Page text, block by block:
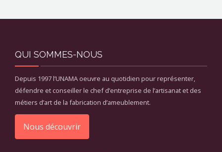
QUI SOMMES-NOUS
Depuis 1997 l’UNAMA oeuvre au quotidien pour représenter,
défendre et conseiller le chef d’entreprise de l’artisanat et des
métiers d’art de la fabrication d’ameublement.
Nous découvrir